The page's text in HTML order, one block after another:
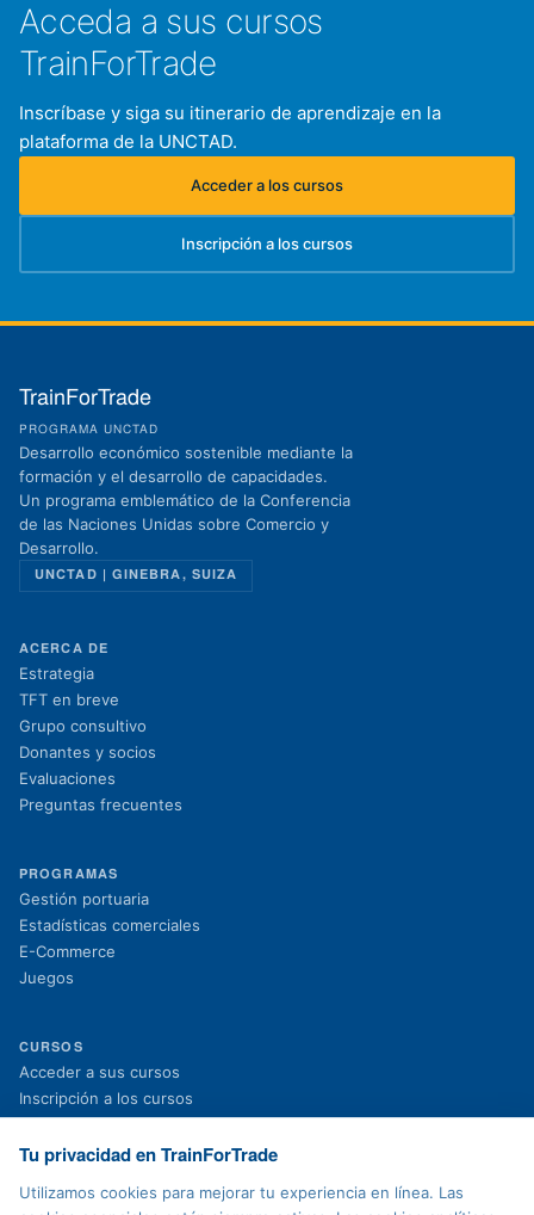
Acceda a sus cursos
TrainForTrade
Inscríbase y siga su itinerario de aprendizaje en la
plataforma de la UNCTAD.
Acceder a los cursos
(se abre en una nueva pestaña)
Inscripción a los cursos
(se abre en una nueva pestaña)
TrainForTrade
PROGRAMA UNCTAD
Desarrollo económico sostenible mediante la
formación y el desarrollo de capacidades.
Un programa emblemático de la Conferencia
de las Naciones Unidas sobre Comercio y
Desarrollo.
UNCTAD | GINEBRA, SUIZA
ACERCA DE
Estrategia
TFT en breve
Grupo consultivo
Donantes y socios
Evaluaciones
Preguntas frecuentes
PROGRAMAS
Gestión portuaria
Estadísticas comerciales
E-Commerce
Juegos
CURSOS
Acceder a sus cursos
Inscripción a los cursos
Proyectos en curso
Proyectos finalizados
Tu privacidad en TrainForTrade
Utilizamos cookies para mejorar tu experiencia en línea. Las